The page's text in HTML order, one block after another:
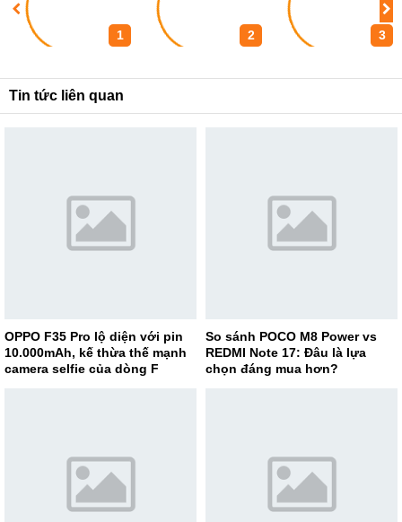
1 2 3
Tin tức liên quan
OPPO F35 Pro lộ diện với pin
10.000mAh, kế thừa thế mạnh
camera selfie của dòng F
So sánh POCO M8 Power vs
REDMI Note 17: Đâu là lựa
chọn đáng mua hơn?